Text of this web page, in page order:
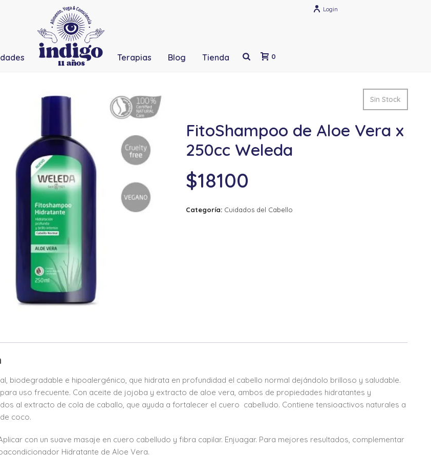
Login
Terapias Blog Tienda 0
Sin Stock
FitoShampoo de Aloe Vera x
250cc Weleda
$18100
Categoría: Cuidados del Cabello
biodegradable e hipoalergénico, que hidrata en profundidad el cabello normal dejándolo brilloso y saludable.
uso frecuente. Con aceite de jojoba y extracto de aloe vera, ambos de propiedades hidratantes y
al extracto de cola de caballo, que ayuda a fortalecer el cuero cabelludo. Contiene tensioactivos naturales a
coco.
con un suave masaje en cuero cabelludo y fibra capilar. Enjuagar. Para mejores resultados, complementar
Hidratante de Aloe Vera.